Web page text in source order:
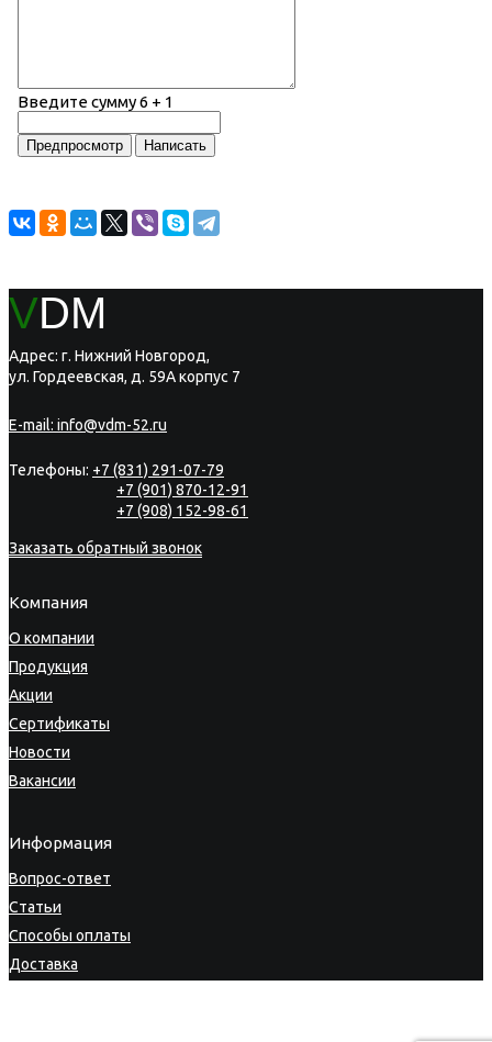
Введите сумму 6 + 1
VDM
Адрес: г. Нижний Новгород,
ул. Гордеевская, д. 59А корпус 7
E-mail: info@vdm-52.ru
Телефоны: +7 (831) 291-07-79
+7 (901) 870-12-91
+7 (908) 152-98-61
Заказать обратный звонок
Компания
О компании
Продукция
Акции
Сертификаты
Новости
Вакансии
Информация
Вопрос-ответ
Статьи
Способы оплаты
Доставка